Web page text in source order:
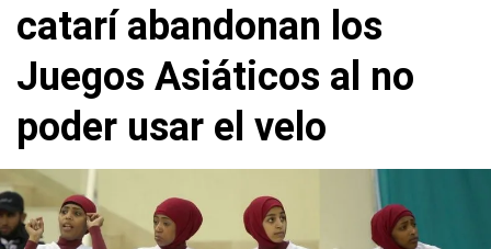
catarí abandonan los
Juegos Asiáticos al no
poder usar el velo